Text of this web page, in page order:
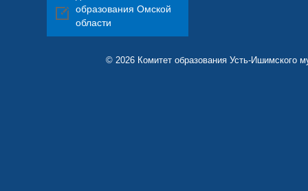
образования Омской
области
© 2026 Комитет образования Усть-Ишимского